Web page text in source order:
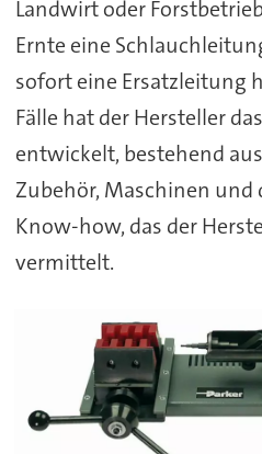
Landwirt oder
Ernte eine
sofort eine Ersatzleitung
Fälle hat der Hersteller
entwickelt, bestehend
Zubehör, Maschinen
Know-how, das der
vermittelt.